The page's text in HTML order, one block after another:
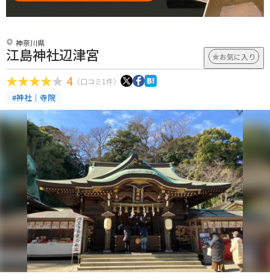
神奈川県
江島神社辺津宮 お気に入り
4 （口コミ1件）
#神社｜寺院